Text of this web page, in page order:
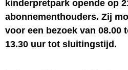
kinderpretpark opende op
abonnementhouders. Zij
voor een bezoek van 08.00
13.30 uur tot sluitingstijd.